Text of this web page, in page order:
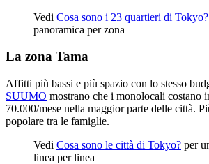
Vedi Cosa sono i 23 quartieri di Tokyo?
panoramica per zona
La zona Tama
Affitti più bassi e più spazio con lo stesso
SUUMO mostrano che i monolocali costano
70.000/mese nella maggior parte delle città.
popolare tra le famiglie.
Vedi Cosa sono le città di Tokyo? per
linea per linea